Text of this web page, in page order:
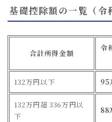
基礎控除額の一覧（令
合計所得金額
令
132万円以下 95
132万円超 336万円以
下
88